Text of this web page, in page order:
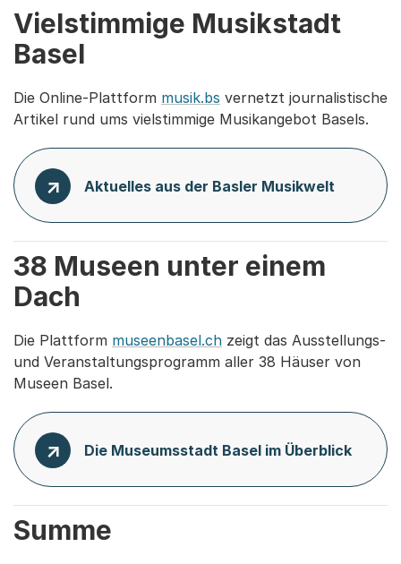
Vielstimmige Musikstadt
Basel
Die Online-Plattform musik.bs vernetzt journalistische
Artikel rund ums vielstimmige Musikangebot Basels.
Aktuelles aus der Basler Musikwelt
38 Museen unter einem
Dach
Die Plattform museenbasel.ch zeigt das Ausstellungs-
und Veranstaltungsprogramm aller 38 Häuser von
Museen Basel.
Die Museumsstadt Basel im Überblick
Summe